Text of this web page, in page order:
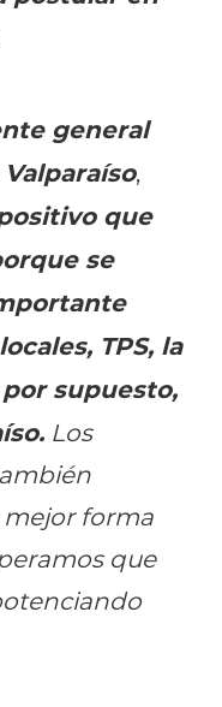
general
,
que
se
TPS, la
supuesto,
Los
forma
que